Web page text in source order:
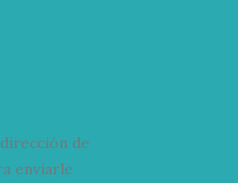
de
enviarle